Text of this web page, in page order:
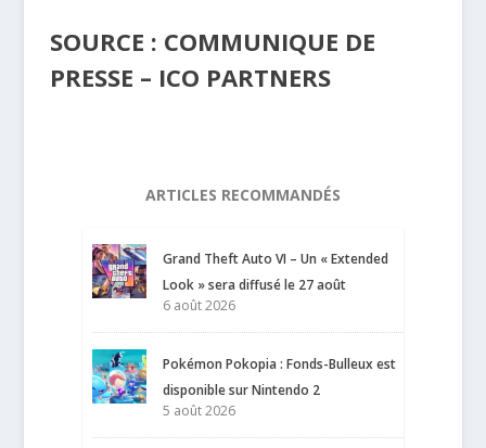
SOURCE : COMMUNIQUE DE
PRESSE – ICO PARTNERS
ARTICLES RECOMMANDÉS
Grand Theft Auto VI – Un « Extended
Look » sera diffusé le 27 août
6 août 2026
Pokémon Pokopia : Fonds-Bulleux est
disponible sur Nintendo 2
5 août 2026